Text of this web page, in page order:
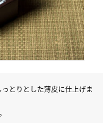
とりとした薄皮に仕上げま